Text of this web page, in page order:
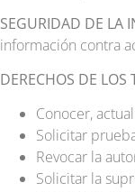
SEGURIDAD DE LA
información contra
DERECHOS DE LOS
Conocer,
Solicitar
Revocar la
Solicitar la